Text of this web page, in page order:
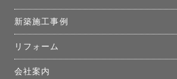
新築施工事例
リフォーム
会社案内